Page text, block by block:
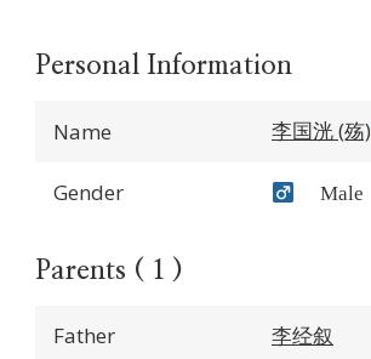
Personal Information
Name 李国洸 (殇)
Gender Male
Parents ( 1 )
Father 李经叙